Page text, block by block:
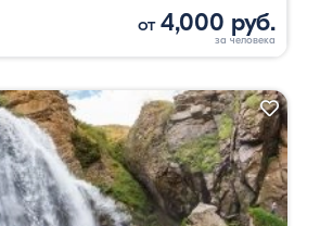
от 4,000 руб.